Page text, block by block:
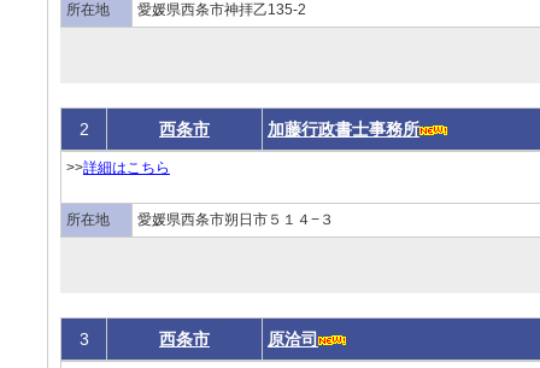
所在地 愛媛県西条市神拝乙135-2
2 西条市 加藤行政書士事務所
>>詳細はこちら
所在地 愛媛県西条市朔日市５１４−３
3 西条市 原洽司